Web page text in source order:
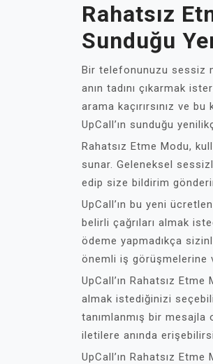
Rahatsız
Sunduğu
Bir telefonunuzu sessiz
anın tadını çıkarmak
arama kaçırırsınız ve
UpCall’ın sunduğu
Rahatsız Etme Modu,
sunar. Geleneksel
edip size bildirim
UpCall’ın bu yeni
belirli çağrıları almak
ödeme yapmadıkça
önemli iş görüşmelerine
UpCall’ın Rahatsız
almak istediğinizi
tanımlanmış bir mesajla
iletilere anında
UpCall’ın Rahatsız